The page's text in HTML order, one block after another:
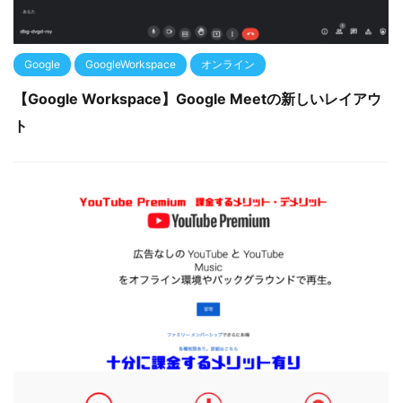
Google GoogleWorkspace オンライン
【Google Workspace】Google Meetの新しいレイアウ
ト